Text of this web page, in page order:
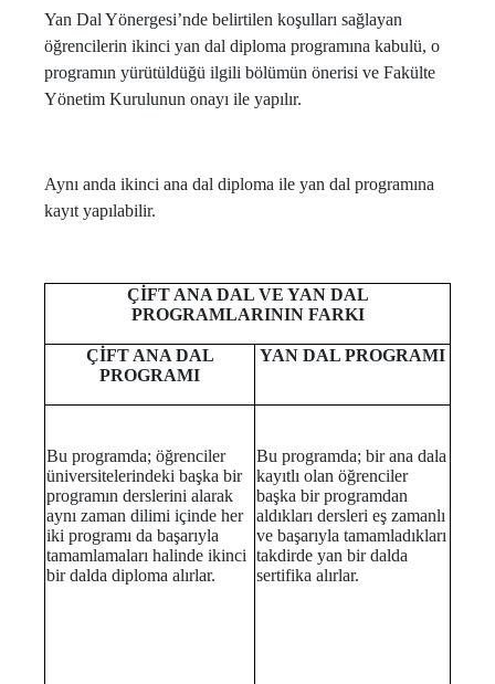
Yan Dal Yönergesi’nde belirtilen koşulları sağlayan
öğrencilerin ikinci yan dal diploma programına kabulü, o
programın yürütüldüğü ilgili bölümün önerisi ve Fakülte
Yönetim Kurulunun onayı ile yapılır.
Aynı anda ikinci ana dal diploma ile yan dal programına
kayıt yapılabilir.
ÇİFT ANA DAL VE YAN DAL
PROGRAMLARININ FARKI
ÇİFT ANA DAL
PROGRAMI
YAN DAL PROGRAMI
Bu programda; öğrenciler
üniversitelerindeki başka bir
programın derslerini alarak
aynı zaman dilimi içinde her
iki programı da başarıyla
tamamlamaları halinde ikinci
bir dalda diploma alırlar.
Bu programda; bir ana dala
kayıtlı olan öğrenciler
başka bir programdan
aldıkları dersleri eş zamanlı
ve başarıyla tamamladıkları
takdirde yan bir dalda
sertifika alırlar.